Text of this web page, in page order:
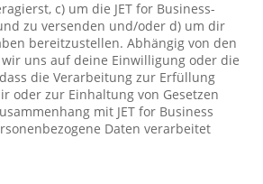
c) um die JET for Business-
zu versenden und/oder d) um dir
bereitzustellen. Abhängig von den
uns auf deine Einwilligung oder die
die Verarbeitung zur Erfüllung
oder zur Einhaltung von Gesetzen
mit JET for Business
Daten verarbeitet